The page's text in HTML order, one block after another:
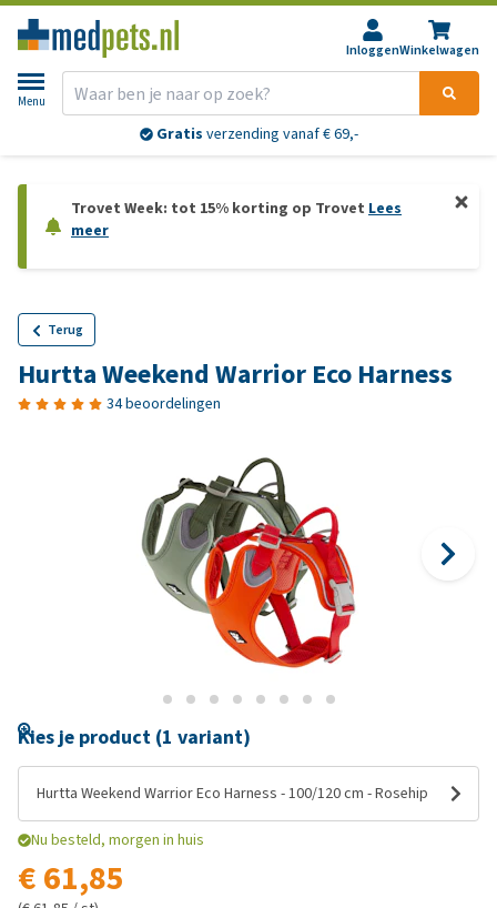
InloggenWinkelwagen
Menu
Gratis verzending vanaf € 69,-
Trovet Week: tot 15% korting op Trovet Lees
meer
Terug
Hurtta Weekend Warrior Eco Harness
34 beoordelingen
Kies je product (1 variant)
Hurtta Weekend Warrior Eco Harness - 100/120 cm - Rosehip
Nu besteld, morgen in huis
€ 61,85